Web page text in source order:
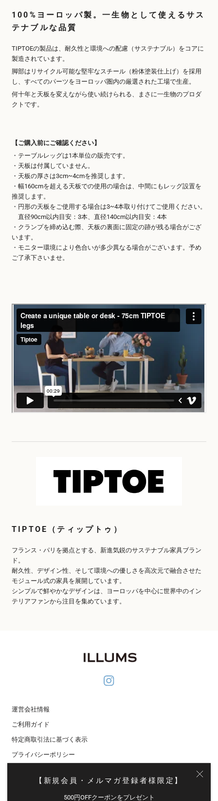
【新規会員・メルマガ登録者様限定】
500円OFFクーポンをプレゼント
100%ヨーロッパ製。一生物として使えるサス
テナブルな品質
TIPTOEの製品は、耐久性と環境への配慮（サステナブル）をコアに
製造されています。
脚部はリサイクル可能な堅牢なスチール（粉体塗装仕上げ）を採用
し、すべてのパーツをヨーロッパ圏内の厳選された工場で生産。
何十年と天板を変えながら使い続けられる、まさに一生物のプロダ
クトです。
【ご購入前にご確認ください】
・テーブルレッグは1本単位の販売です。
・天板は付属していません。
・天板の厚さは3cm~4cmを推奨します。
・幅160cmを超える天板での使用の場合は、中間にもレッグ設置を
推奨します。
・円形の天板をご使用する場合は3~4本取り付けてご使用ください。
直径90cm以内目安：3本、直径140cm以内目安：4本
・クランプを締め込む際、天板の裏面に固定の跡が残る場合がござ
います。
・モニター環境により色合いが多少異なる場合がございます。予め
ご了承下さいませ。
TIPTOE（ティップトゥ）
フランス・パリを拠点とする、新進気鋭のサステナブル家具ブラン
ド。
耐久性、デザイン性、そして環境への優しさを高次元で融合させた
モジュール式の家具を展開しています。
シンプルで鮮やかなデザインは、ヨーロッパを中心に世界中のイン
テリアファンから注目を集めています。
運営会社情報
ご利用ガイド
特定商取引法に基づく表示
プライバシーポリシー
メールマガジン登録